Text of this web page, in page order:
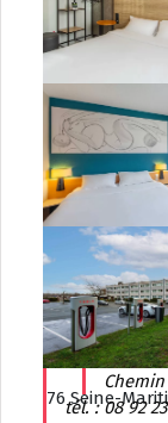
92 Hauts-de-
94 Val-de-
95 Val-d’Oise
Normandie
14 Calvados
27 Eure
50 Manche
61 Orne
76 Seine-
tél. : 08 92